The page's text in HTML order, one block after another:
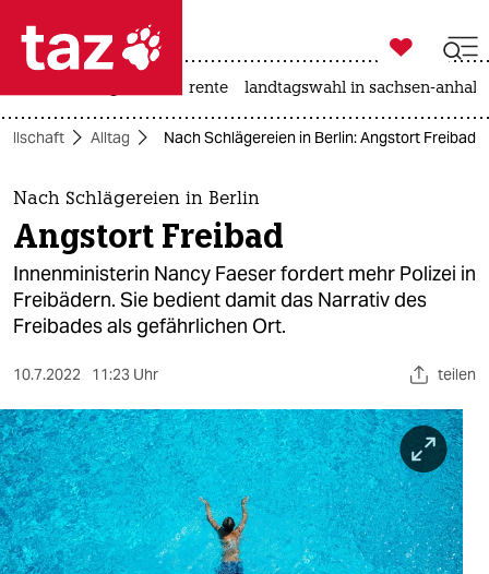
 taz zahl ich
taz zahl ich
themen
politik
öko
gesellschaft
sport
berlin
nord

taz zahl ich
rente landtagswahl in sachsen-anhalt
Alltag Nach Schlägereien in Berlin: Angstort Freibad
Nach Schlägereien in Berlin
Angstort Freibad
Innenministerin Nancy Faeser fordert mehr Polizei in
Freibädern. Sie bedient damit das Narrativ des
Freibades als gefährlichen Ort.
10.7.2022 11:23 Uhr teilen